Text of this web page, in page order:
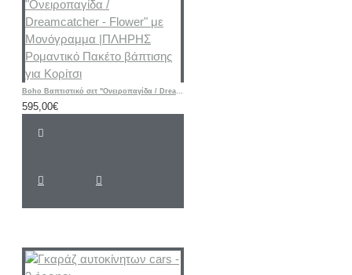
Boho Βαπτιστικό σετ "Ονειροπαγίδα / Dreamcatcher - Flower" με Μονόγραμμα |ΠΛΗΡΗΣ Ρομαντικό Πακέτο βάπτισης για Κορίτσι
595,00€